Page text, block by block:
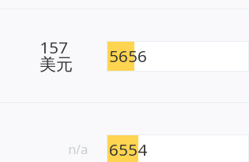
157
美元 5656
n/a 6554